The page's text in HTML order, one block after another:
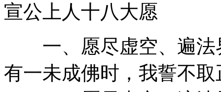
宣公上人十八大愿
一、愿尽虚空、遍法
有一未成佛时，我誓不取